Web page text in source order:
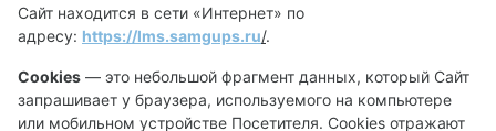
Сайт находится в сети «Интернет» по
адресу: https://lms.samgups.ru/.
Cookies — это небольшой фрагмент данных, который Сайт
запрашивает у браузера, используемого на компьютере
или мобильном устройстве Посетителя. Cookies отражают